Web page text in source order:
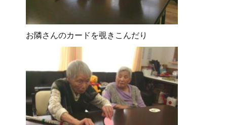
お隣さんのカードを覗きこんだり